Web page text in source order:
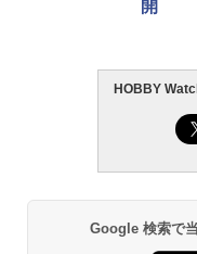
開
HOBBY
Google 検索で